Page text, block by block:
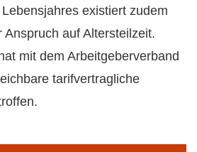
existiert zudem
auf Altersteilzeit.
mit dem Arbeitgeberverband
tarifvertragliche